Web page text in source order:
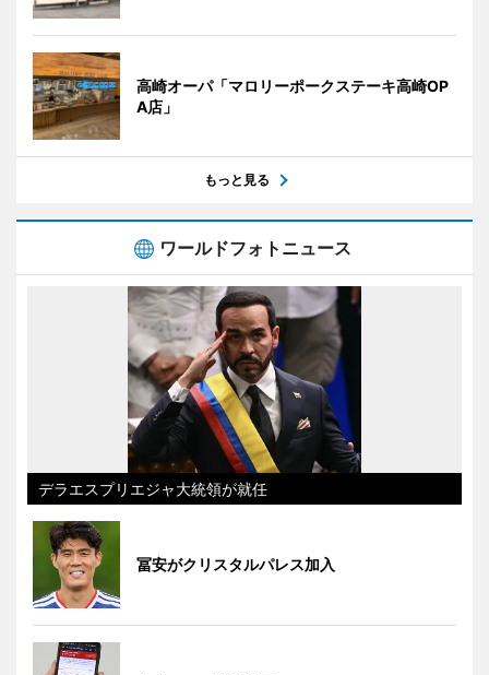
高崎オーパ「マロリーポークステーキ高崎OP
A店」
もっと見る
ワールドフォトニュース
デラエスプリエジャ大統領が就任
冨安がクリスタルパレス加入